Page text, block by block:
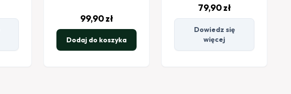
99,90zł
Dodaj do koszyka
79,90zł
Dowiedz się
więcej